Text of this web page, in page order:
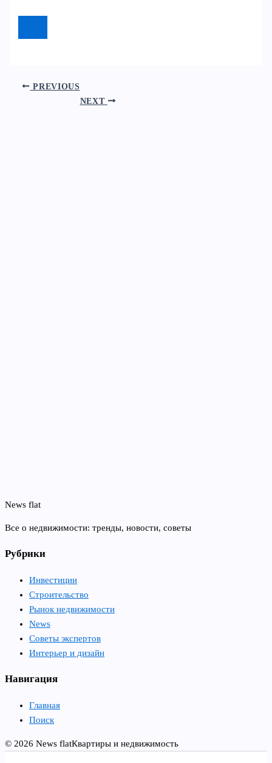
PREVIOUS
NEXT
News flat
Все о недвижимости: тренды, новости, советы
Рубрики
Инвестиции
Строительство
Рынок недвижимости
News
Советы экспертов
Интерьер и дизайн
Навигация
Главная
Поиск
© 2026 News flatКвартиры и недвижимость